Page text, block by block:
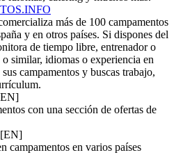
más de 100 campamentos
y en otros países. Si dispones del
de tiempo libre, entrenador o
similar, idiomas o experiencia en
campamentos y buscas trabajo,
con una sección de ofertas de
[EN]
campamentos en varios países